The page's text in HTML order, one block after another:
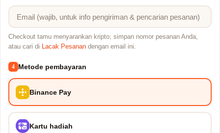
Checkout tamu menyarankan kripto; simpan nomor pesanan Anda,
atau cari di Lacak Pesanan dengan email ini.
4 Metode pembayaran
Binance Pay
Kartu hadiah